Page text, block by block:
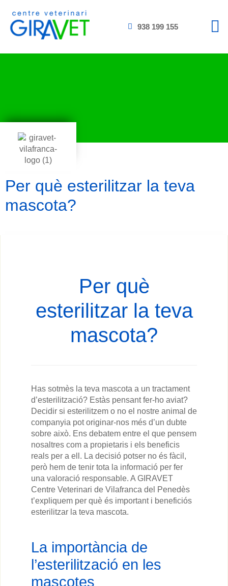
938 199 155
Per què esterilitzar la teva
mascota?
Per què
esterilitzar la teva
mascota?
Has sotmès la teva mascota a un tractament
d’esterilització? Estàs pensant fer-ho aviat?
Decidir si esterilitzem o no el nostre animal de
companyia pot originar-nos més d’un dubte
sobre això. Ens debatem entre el que pensem
nosaltres com a propietaris i els beneficis
reals per a ell. La decisió potser no és fàcil,
però hem de tenir tota la informació per fer
una valoració responsable. A GIRAVET
Centre Veterinari de Vilafranca del Penedès
t’expliquem per què és important i beneficiós
esterilitzar la teva mascota.
La importància de
l’esterilització en les
mascotes